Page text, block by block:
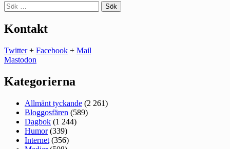
Sök
efter:
Kontakt
Twitter+ Facebook + Mail
Mastodon
Kategorierna
Allmänt tyckande (2 261)
Bloggosfären (589)
Dagbok (1 244)
Humor(339)
Internet (356)